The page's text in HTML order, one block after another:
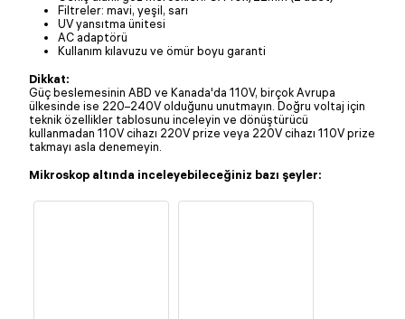
Filtreler: mavi, yeşil, sarı
UV yansıtma ünitesi
AC adaptörü
Kullanım kılavuzu ve ömür boyu garanti
Dikkat:
Güç beslemesinin ABD ve Kanada'da 110V, birçok Avrupa
ülkesinde ise 220–240V olduğunu unutmayın. Doğru voltaj için
teknik özellikler tablosunu inceleyin ve dönüştürücü
kullanmadan 110V cihazı 220V prize veya 220V cihazı 110V prize
takmayı asla denemeyin.
Mikroskop altında inceleyebileceğiniz bazı şeyler: